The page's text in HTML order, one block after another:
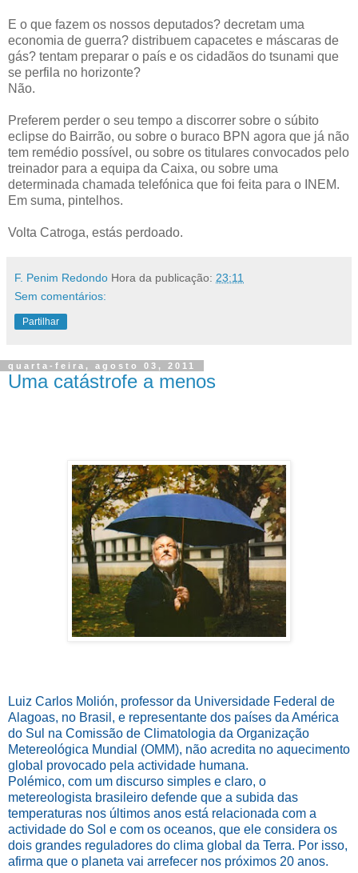
E o que fazem os nossos deputados? decretam uma
economia de guerra? distribuem capacetes e máscaras de
gás? tentam preparar o país e os cidadãos do tsunami que
se perfila no horizonte?
Não.
Preferem perder o seu tempo a discorrer sobre o súbito
eclipse do Bairrão, ou sobre o buraco BPN agora que já não
tem remédio possível, ou sobre os titulares convocados pelo
treinador para a equipa da Caixa, ou sobre uma
determinada chamada telefónica que foi feita para o INEM.
Em suma, pintelhos.
Volta Catroga, estás perdoado.
F. Penim Redondo Hora da publicação: 23:11
Sem comentários:
Partilhar
quarta-feira, agosto 03, 2011
Uma catástrofe a menos
Luiz Carlos Molión, professor da Universidade Federal de
Alagoas, no Brasil, e representante dos países da América
do Sul na Comissão de Climatologia da Organização
Metereológica Mundial (OMM), não acredita no aquecimento
global provocado pela actividade humana.
Polémico, com um discurso simples e claro, o
metereologista brasileiro defende que a subida das
temperaturas nos últimos anos está relacionada com a
actividade do Sol e com os oceanos, que ele considera os
dois grandes reguladores do clima global da Terra. Por isso,
afirma que o planeta vai arrefecer nos próximos 20 anos.